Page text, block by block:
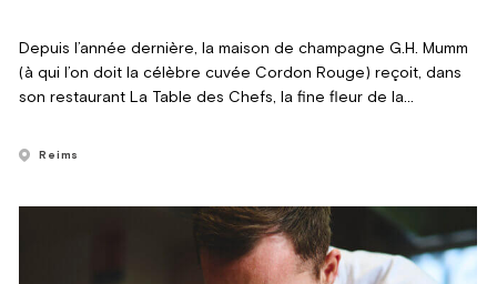
Depuis l’année dernière, la maison de champagne G.H. Mumm
(à qui l’on doit la célèbre cuvée Cordon Rouge) reçoit, dans
son restaurant La Table des Chefs, la fine fleur de la
prodige Tom Meyer qui s’installe à Reims.
Reims